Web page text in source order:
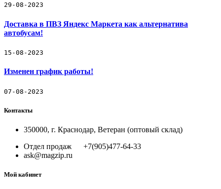
29-08-2023
Доставка в ПВЗ Яндекс Маркета как альтернатива
автобусам!
15-08-2023
Изменен график работы!
07-08-2023
Контакты
350000, г. Краснодар, Ветеран (оптовый склад)
Отдел продаж +7(905)477-64-33
ask@magzip.ru
Мой кабинет